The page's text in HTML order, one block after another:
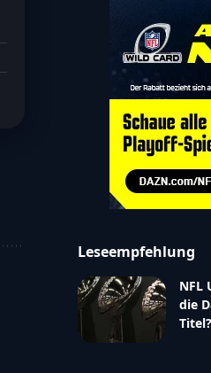
Leseempfehlung
NFL
die
Titel?